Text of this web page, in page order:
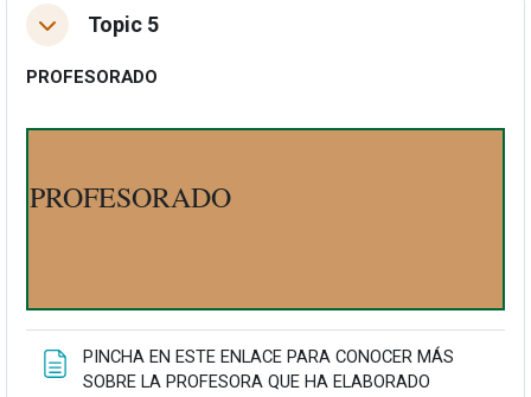
TolestuTopic 5
PROFESORADO
PROFESORADO
PINCHA EN ESTE ENLACE PARA CONOCER MÁS
SOBRE LA PROFESORA QUE HA ELABORADO